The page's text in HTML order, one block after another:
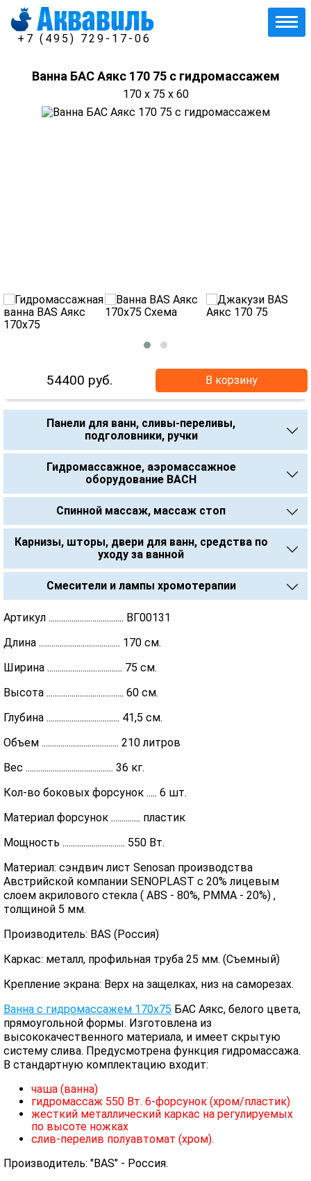
+7 (495) 729-17-06
Ванна БАС Аякс 170 75 с гидромассажем
170 x 75 x 60
54400 руб. В корзину
Панели для ванн, сливы-переливы,
подголовники, ручки
Гидромассажное, аэромассажное
оборудование BACH
Спинной массаж, массаж стоп
Карнизы, шторы, двери для ванн, средства по
уходу за ванной
Смесители и лампы хромотерапии
Артикул .................................... ВГ00131
Длина ....................................... 170 см.
Ширина .................................... 75 см.
Высота ..................................... 60 см.
Глубина ................................... 41,5 см.
Объем ..................................... 210 литров
Вес .......................................... 36 кг.
Кол-во боковых форсунок ..... 6 шт.
Материал форсунок .............. пластик
Мощность .............................. 550 Вт.
Материал: сэндвич лист Senosan производства
Австрийской компании SENOPLAST c 20% лицевым
слоем акрилового стекла ( ABS - 80%, PMMA - 20%) ,
толщиной 5 мм.
Производитель: BAS (Россия)
Каркас: металл, профильная труба 25 мм. (Съемный)
Крепление экрана: Верх на защелках, низ на саморезах.
Ванна с гидромассажем 170х75 БАС Аякс, белого цвета,
прямоугольной формы. Изготовлена из
высококачественного материала, и имеет скрытую
систему слива. Предусмотрена функция гидромассажа.
В стандартную комплектацию входит:
чаша (ванна)
гидромассаж 550 Вт. 6-форсунок (хром/пластик)
жесткий металлический каркас на регулируемых
по высоте ножках
слив-перелив полуавтомат (хром).
Производитель: "BAS" - Россия.